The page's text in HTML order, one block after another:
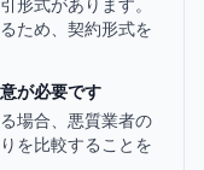
形式があります。
ため、契約形式を
が必要です
場合、悪質業者の
を比較することを